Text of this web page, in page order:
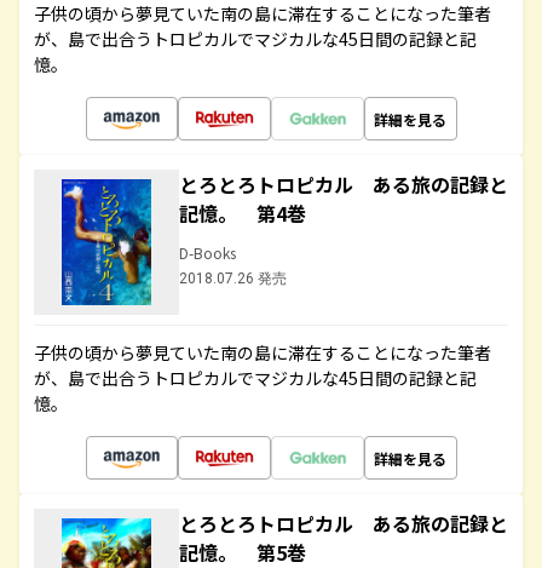
子供の頃から夢見ていた南の島に滞在することになった筆者
が、島で出合うトロピカルでマジカルな45日間の記録と記
憶。
詳細を見る
とろとろトロピカル ある旅の記録と
記憶。 第4巻
D-Books
2018.07.26 発売
子供の頃から夢見ていた南の島に滞在することになった筆者
が、島で出合うトロピカルでマジカルな45日間の記録と記
憶。
詳細を見る
とろとろトロピカル ある旅の記録と
記憶。 第5巻